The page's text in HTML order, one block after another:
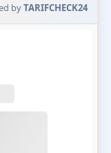
byTARIFCHECK24